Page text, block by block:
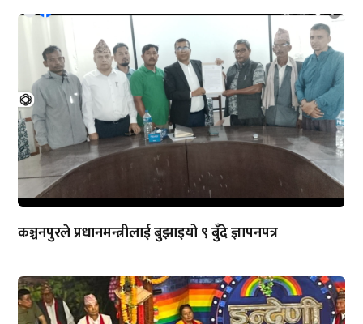
कञ्चनपुरले प्रधानमन्त्रीलाई बुझाइयो ९ बुँदे ज्ञापनपत्र